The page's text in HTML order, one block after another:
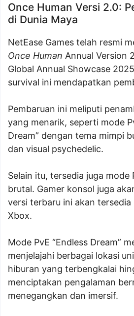
Once Human Versi 2.0:
di Dunia Maya
NetEase Games telah resmi
Once Human Annual Version
Global Annual Showcase
survival ini mendapatkan
Pembaruan ini meliputi
yang menarik, seperti mode
Dream” dengan tema mimpi
dan visual psychedelic.
Selain itu, tersedia juga mode
brutal. Gamer konsol juga
versi terbaru ini akan tersedia
Xbox.
Mode PvE “Endless Dream”
menjelajahi berbagai lokasi
hiburan yang terbengkalai
menciptakan pengalaman
menegangkan dan imersif.